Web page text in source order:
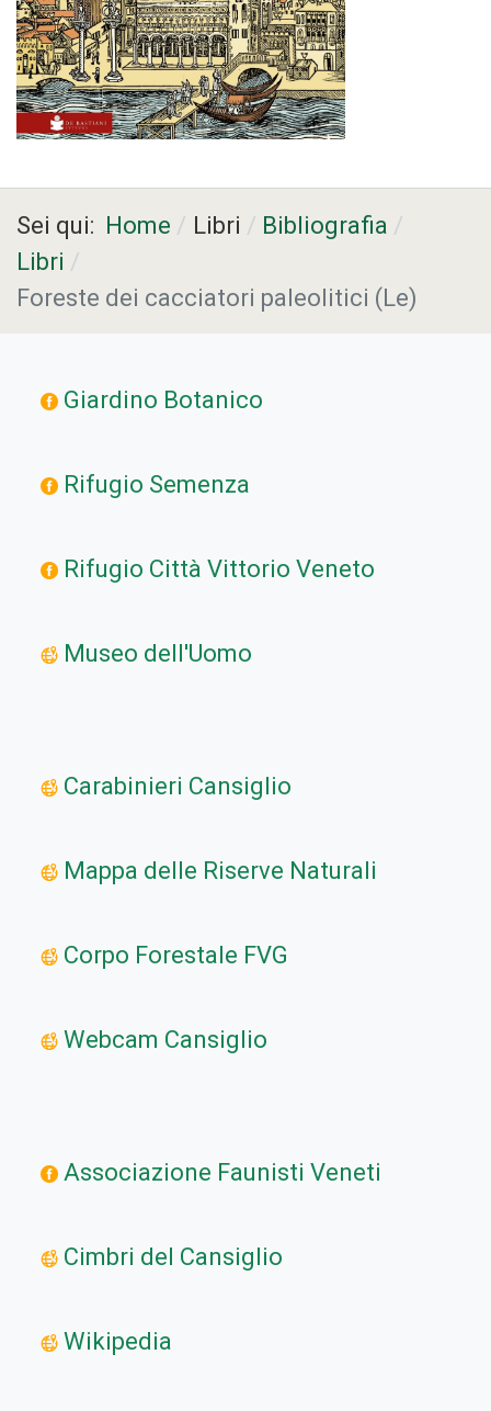
Sei qui: Home Libri
Bibliografia
Libri
Foreste dei cacciatori paleolitici (Le)
Giardino Botanico
Rifugio Semenza
Rifugio Città Vittorio Veneto
Museo dell'Uomo
Carabinieri Cansiglio
Mappa delle Riserve Naturali
Corpo Forestale FVG
Webcam Cansiglio
Associazione Faunisti Veneti
Cimbri del Cansiglio
Wikipedia